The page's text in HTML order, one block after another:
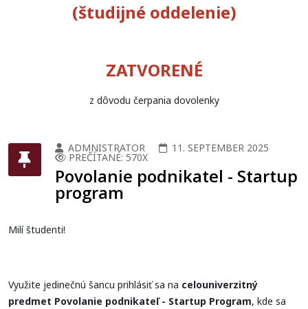
(študijné oddelenie)
ZATVORENÉ
z dôvodu čerpania dovolenky
ADMNISTRATOR 11. SEPTEMBER 2025
PREČÍTANÉ: 570X
Povolanie podnikatel - Startup
program
Milí študenti!
Využite jedinečnú šancu prihlásiť sa na celouniverzitný
predmet Povolanie podnikateľ - Startup Program, kde sa